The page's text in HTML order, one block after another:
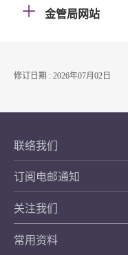
金管局网站
修订日期 : 2026年07月02日
联络我们
订阅电邮通知
关注我们
常用资料